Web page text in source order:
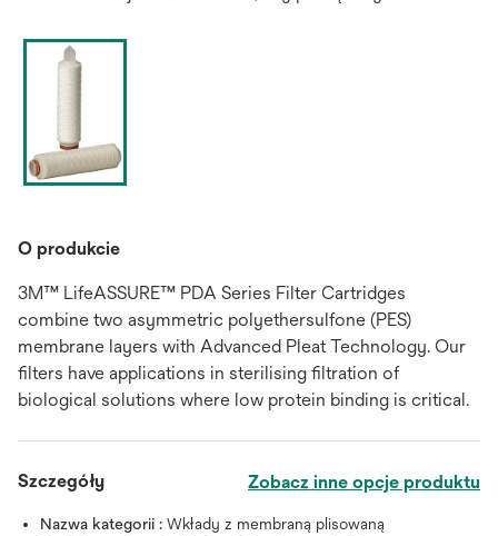
O produkcie
3M™ LifeASSURE™ PDA Series Filter Cartridges
combine two asymmetric polyethersulfone (PES)
membrane layers with Advanced Pleat Technology. Our
filters have applications in sterilising filtration of
biological solutions where low protein binding is critical.
Szczegóły Zobacz inne opcje produktu
Nazwa kategorii : Wkłady z membraną plisowaną